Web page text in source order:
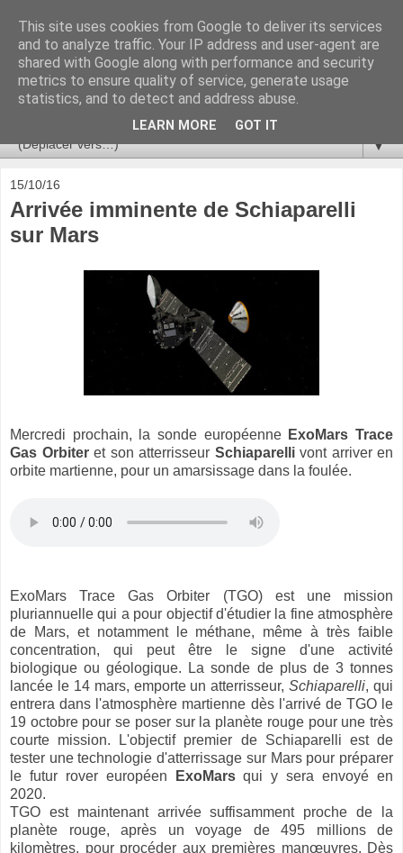
Ça se passe là haut
Astronomie, Astrophysique, Astroparticules, Cosmologie.
L'infini se contemple, indéfiniment. ISSN 2272-5768
▼
15/10/16
Arrivée imminente de Schiaparelli
sur Mars
Mercredi prochain, la sonde européenne ExoMars Trace
Gas Orbiteret son atterrisseur Schiaparelli vont arriver en
orbite martienne, pour un amarsissage dans la foulée.
ExoMars Trace Gas Orbiter (TGO) est une mission
pluriannuelle qui a pour objectif d'étudier la fine atmosphère
de Mars, et notamment le méthane, même à très faible
concentration, qui peut être le signe d'une activité
biologique ou géologique. La sonde de plus de 3 tonnes
lancée le 14 mars, emporte un atterrisseur,Schiaparelli, qui
entrera dans l'atmosphère martienne dès l'arrivé de TGO le
19 octobre pour se poser sur la planète rouge pour une très
courte mission. L'objectif premier de Schiaparelli est de
tester une technologie d'atterrissage sur Mars pour préparer
le futur rover européen
ExoMarsqui y sera envoyé en
2020.
TGO est maintenant arrivée suffisamment proche de la
planète rouge, après un voyage de 495 millions de
kilomètres, pour procéder aux premières manœuvres. Dès
This site uses cookies from Google to deliver its services
and to analyze traffic. Your IP address and user-agent are
shared with Google along with performance and security
metrics to ensure quality of service, generate usage
statistics, and to detect and address abuse.
LEARN MORE GOT IT